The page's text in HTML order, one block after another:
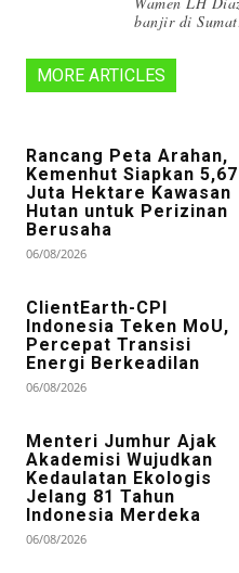
banjir di
MORE ARTICLES
Rancang Peta Arahan,
Kemenhut Siapkan 5,67
Juta Hektare Kawasan
Hutan untuk Perizinan
Berusaha
06/08/2026
ClientEarth-CPI
Indonesia Teken MoU,
Percepat Transisi
Energi Berkeadilan
06/08/2026
Menteri Jumhur Ajak
Akademisi Wujudkan
Kedaulatan Ekologis
Jelang 81 Tahun
Indonesia Merdeka
06/08/2026